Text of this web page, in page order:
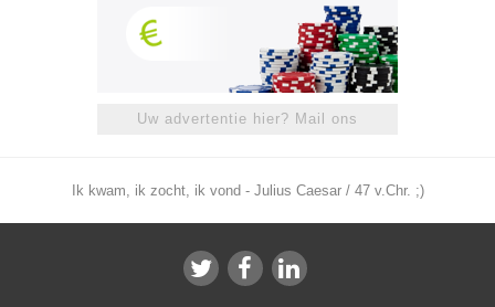
Uw advertentie hier? Mail ons
Ik kwam, ik zocht, ik vond - Julius Caesar / 47 v.Chr. ;)